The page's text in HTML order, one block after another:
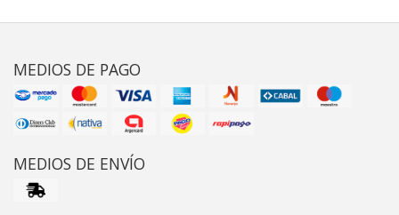
MEDIOS DE PAGO
MEDIOS DE ENVÍO